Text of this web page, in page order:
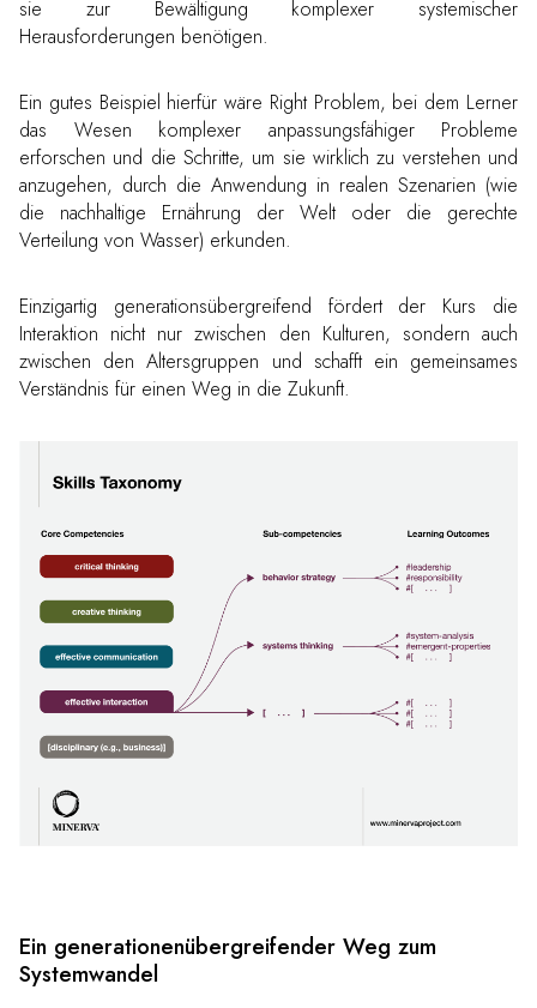
sie zur Bewältigung komplexer systemischer
Herausforderungen benötigen.
Ein gutes Beispiel hierfür wäre Right Problem, bei dem Lerner
das Wesen komplexer anpassungsfähiger Probleme
erforschen und die Schritte, um sie wirklich zu verstehen und
anzugehen, durch die Anwendung in realen Szenarien (wie
die nachhaltige Ernährung der Welt oder die gerechte
Verteilung von Wasser) erkunden.
Einzigartig generationsübergreifend fördert der Kurs die
Interaktion nicht nur zwischen den Kulturen, sondern auch
zwischen den Altersgruppen und schafft ein gemeinsames
Verständnis für einen Weg in die Zukunft.
Ein generationenübergreifender Weg zum
Systemwandel